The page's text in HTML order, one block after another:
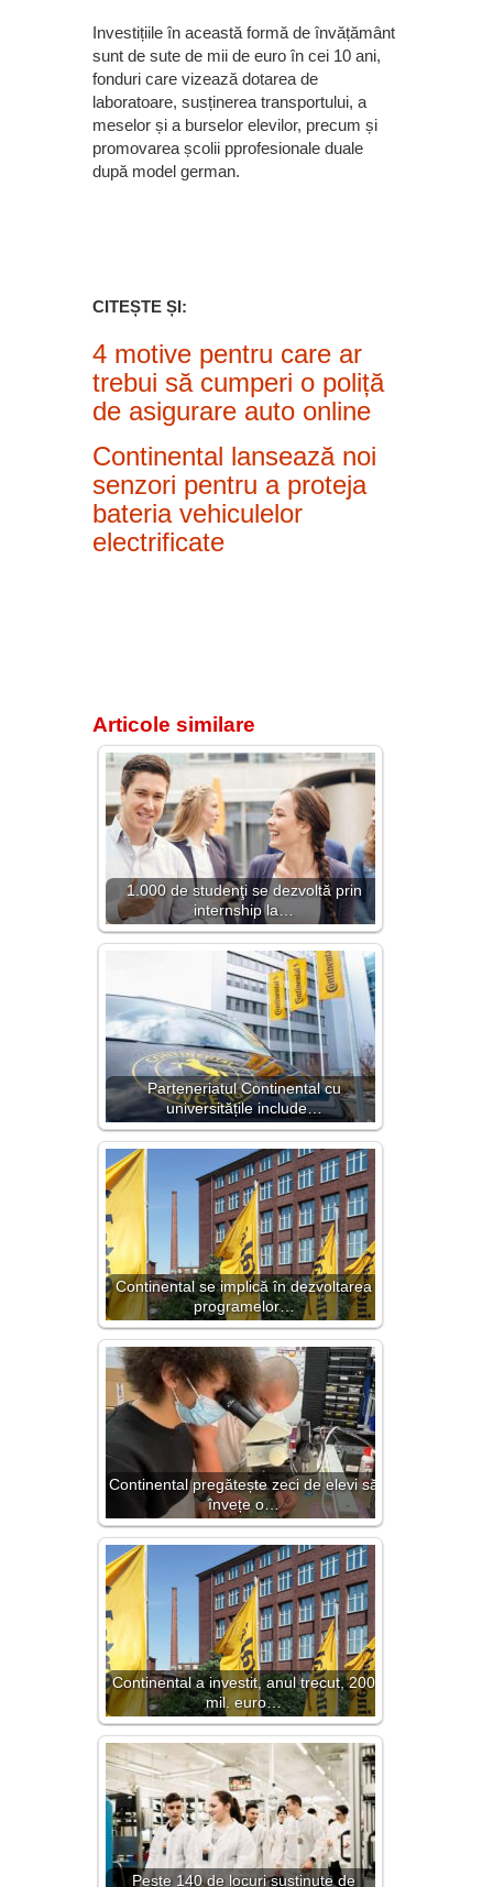
Investițiile în această formă de învățământ
sunt de sute de mii de euro în cei 10 ani,
fonduri care vizează dotarea de
laboratoare, susținerea transportului, a
meselor și a burselor elevilor, precum și
promovarea școlii pprofesionale duale
după model german.
CITEȘTE ȘI:
4 motive pentru care ar
trebui să cumperi o poliță
de asigurare auto online
Continental lansează noi
senzori pentru a proteja
bateria vehiculelor
electrificate
Articole similare
1.000 de studenţi se dezvoltă prin
internship la…
Parteneriatul Continental cu
universitățile include…
Continental se implică în dezvoltarea
programelor…
Continental pregătește zeci de elevi să
învețe o…
Continental a investit, anul trecut, 200
mil. euro…
Peste 140 de locuri susținute de